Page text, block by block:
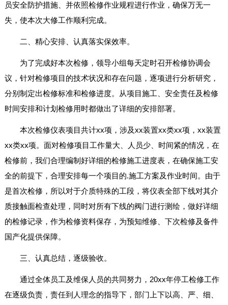
员安全防护措施、并依照检修作业规程进行作业，确保万无一
失，使本次大修工作顺利完成。
二、精心安排、认真落实保效率。
为了完成好本次检修，领导小组每天定时召开检修协调会
议，针对检修项目的技术状况和存在问题，逐项进行分析研究，
分别制定出检修标准和检修进度。从项目施工、安全责任及检修
时间安排和计划检修用时都做出了详细的安排部署。
本次检修仪表项目共计xx项，涉及xx装置xx类xx项，xx装置
xx类xx项。面对检修项目工作量大、人员少、时间紧的情况，在
检修前，我们合理编制好详细的检修施工进度表，在确保施工安
全的前提下，合理安排每一个项目的.施工方案及作业时间。由于
是首次检修，所以对于介质特殊的工段，将仪表全部下线对其介
质接触面检查处理，同时对所有下线的阀门进行测绘，做好详细
的检修记录，作为检修资料保存，为预知维修、下次检修及备件
国产化提供保障。
三、认真总结，逐级验收。
通过全体员工及维保人员的共同努力，20xx年停工检修工作
在逐级负责，责任到人理念的指导下，部门上下以高、严、细、